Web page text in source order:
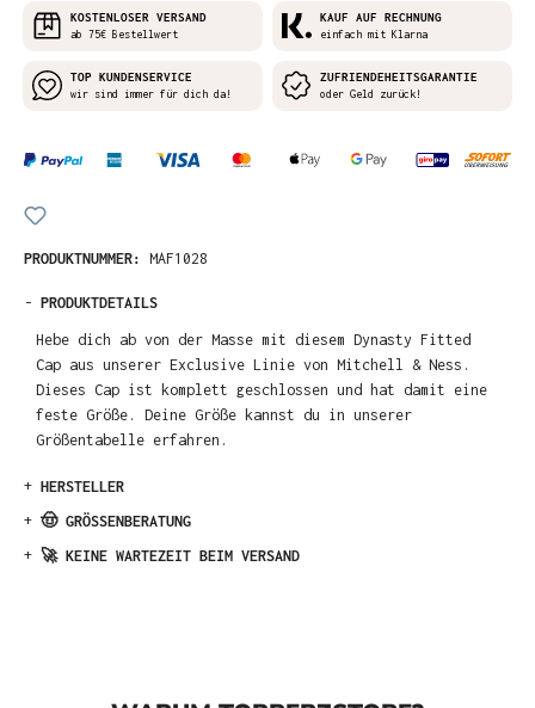
KOSTENLOSER VERSAND
ab 75€ Bestellwert
KAUF AUF RECHNUNG
einfach mit Klarna
TOP KUNDENSERVICE
wir sind immer für dich da!
ZUFRIENDEHEITSGARANTIE
oder Geld zurück!
PRODUKTNUMMER: MAF1028
- PRODUKTDETAILS
Hebe dich ab von der Masse mit diesem Dynasty Fitted
Cap aus unserer Exclusive Linie von Mitchell & Ness.
Dieses Cap ist komplett geschlossen und hat damit eine
feste Größe. Deine Größe kannst du in unserer
Größentabelle erfahren.
+ HERSTELLER
+ 🤠 GRÖSSENBERATUNG
+ 🚀 KEINE WARTEZEIT BEIM VERSAND